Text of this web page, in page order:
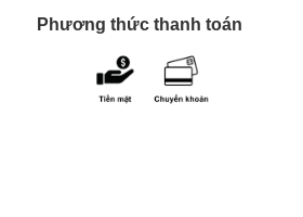
Phương thức thanh toán